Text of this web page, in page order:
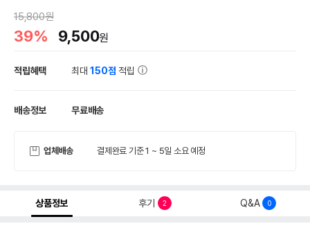
15,800원
39% 9,500원
적립혜택 최대150점 적립
배송정보 무료배송
업체배송 결제완료 기준 1 ~ 5일 소요 예정
상품정보 후기 2 Q&A 0